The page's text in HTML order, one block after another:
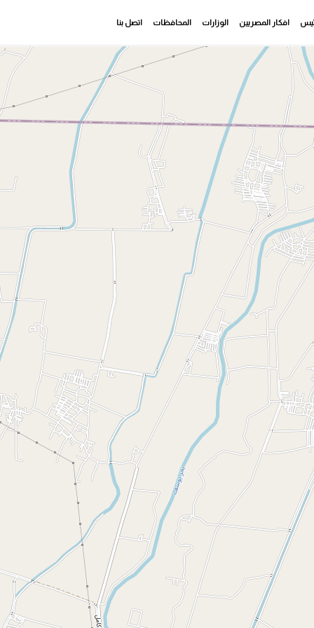
افكار المصريين الوزارات المحافظات اتصل بنا